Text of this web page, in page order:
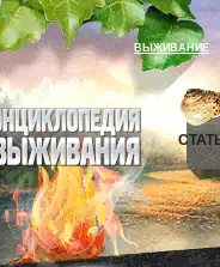
ВЫЖИВАНИЕ